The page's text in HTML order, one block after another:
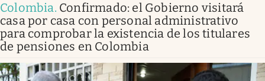
Colombia. Confirmado: el Gobierno visitará
casa por casa con personal administrativo
para comprobar la existencia de los titulares
de pensiones en Colombia